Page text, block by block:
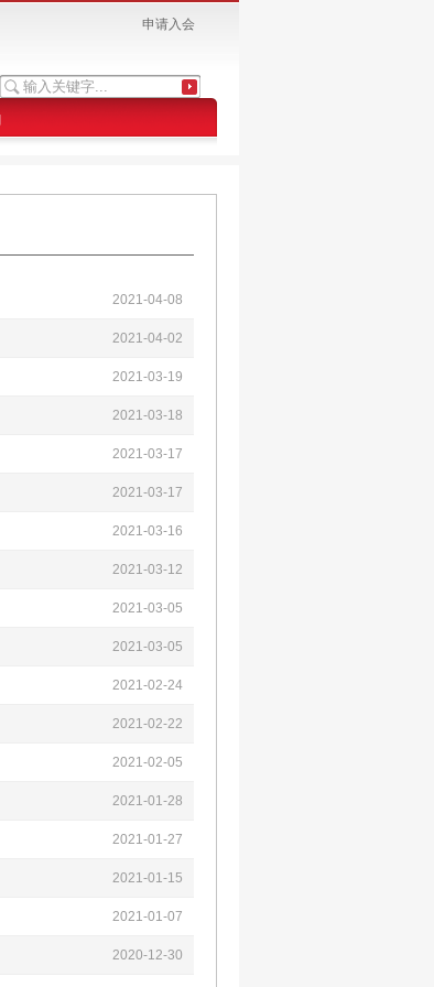
申请入会
2021-04-08
2021-04-02
2021-03-19
2021-03-18
2021-03-17
2021-03-17
2021-03-16
2021-03-12
2021-03-05
2021-03-05
2021-02-24
2021-02-22
2021-02-05
2021-01-28
2021-01-27
2021-01-15
2021-01-07
2020-12-30